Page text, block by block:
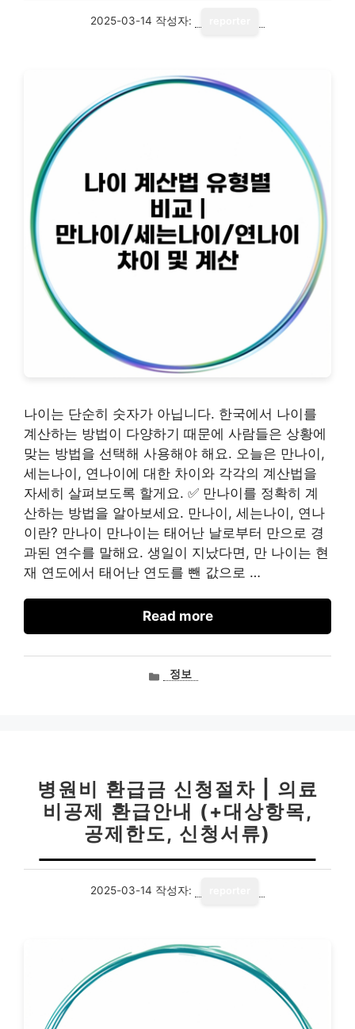
2025-03-14 작성자:
나이는 단순히 숫자가 아닙니다. 한국에서 나이를
계산하는 방법이 다양하기 때문에 사람들은 상황에
맞는 방법을 선택해 사용해야 해요. 오늘은 만나이,
세는나이, 연나이에 대한 차이와 각각의 계산법을
자세히 살펴보도록 할게요. ✅ 만나이를 정확히 계
산하는 방법을 알아보세요. 만나이, 세는나이, 연나
이란? 만나이 만나이는 태어난 날로부터 만으로 경
과된 연수를 말해요. 생일이 지났다면, 만 나이는 현
재 연도에서 태어난 연도를 뺀 값으로 …
Read more
카정보
병원비 환급금 신청절차 | 의료
비공제 환급안내 (+대상항목,
공제한도, 신청서류)
2025-03-14 작성자: